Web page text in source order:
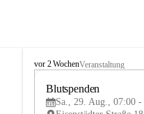
B
vor 2 WochenVeranstaltung
Blutspenden
Sa., 29. Aug., 07:00 -